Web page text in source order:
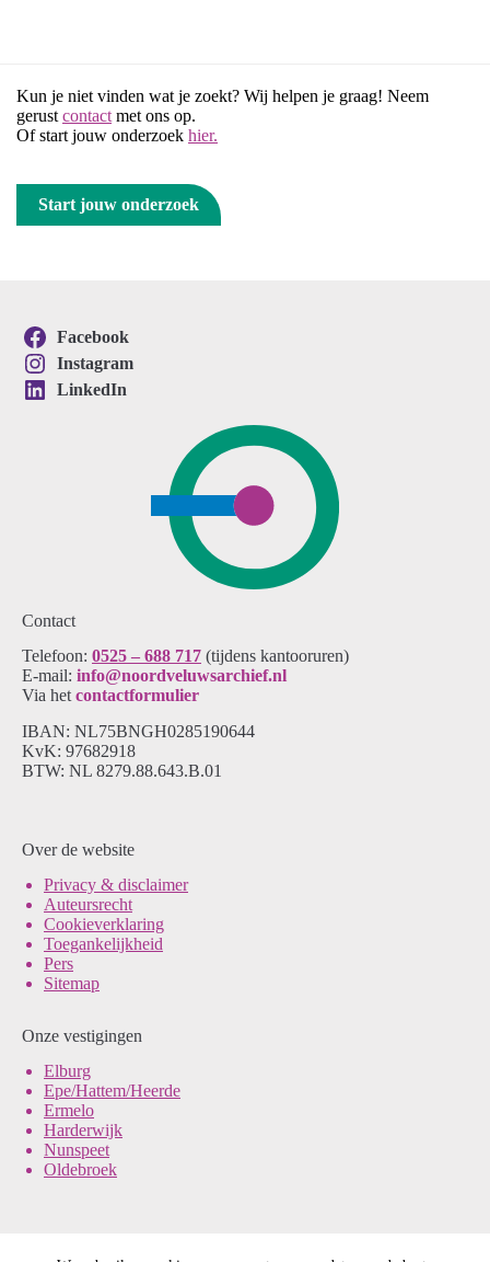
Kun je niet vinden wat je zoekt? Wij helpen je graag! Neem
gerust contact met ons op.
Of start jouw onderzoek hier.
Start jouw onderzoek
Contact
Telefoon: 0525 – 688 717 (tijdens kantooruren)
E-mail: info@noordveluwsarchief.nl
Via het contactformulier
IBAN: NL75BNGH0285190644
KvK: 97682918
BTW: NL 8279.88.643.B.01
Onze vestigingen
Elburg
Epe/Hattem/Heerde
Ermelo
Harderwijk
Nunspeet
Oldebroek
Over de website
Privacy & disclaimer
Auteursrecht
Cookieverklaring
Toegankelijkheid
Pers
Sitemap
Facebook
Instagram
LinkedIn